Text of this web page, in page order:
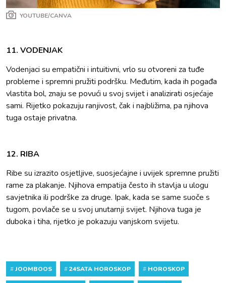
YOUTUBE/CANVA
11. VODENJAK
Vodenjaci su empatični i intuitivni, vrlo su otvoreni za tuđe
probleme i spremni pružiti podršku. Međutim, kada ih pogađa
vlastita bol, znaju se povući u svoj svijet i analizirati osjećaje
sami. Rijetko pokazuju ranjivost, čak i najbližima, pa njihova
tuga ostaje privatna.
12. RIBA
Ribe su izrazito osjetljive, suosjećajne i uvijek spremne pružiti
rame za plakanje. Njihova empatija često ih stavlja u ulogu
savjetnika ili podrške za druge. Ipak, kada se same suoče s
tugom, povlače se u svoj unutarnji svijet. Njihova tuga je
duboka i tiha, rijetko je pokazuju vanjskom svijetu.
#JOOMBOOS #24SATA HOROSKOP # HOROSKOP